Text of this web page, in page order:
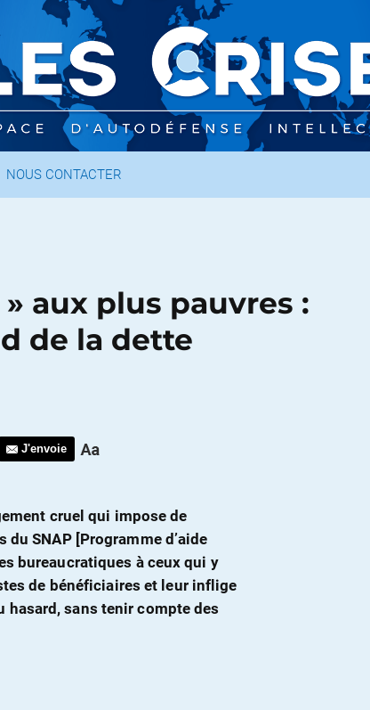
NOUS CONTACTER
aux plus pauvres :
de la dette
J'envoie
cruel qui impose de
SNAP [Programme d’aide
bureaucratiques à ceux qui y
de bénéficiaires et leur inflige
hasard, sans tenir compte des